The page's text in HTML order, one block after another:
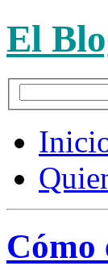
El
Cómo